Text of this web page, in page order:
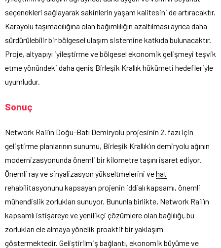
seçenekleri sağlayarak sakinlerin yaşam kalitesini de artıracaktır.
Karayolu taşımacılığına olan bağımlılığın azaltılması ayrıca daha
sürdürülebilir bir bölgesel ulaşım sistemine katkıda bulunacaktır.
Proje, altyapıyı iyileştirme ve bölgesel ekonomik gelişmeyi teşvik
etme yönündeki daha geniş Birleşik Krallık hükümeti hedefleriyle
uyumludur.
Sonuç
Network Rail’ın Doğu-Batı Demiryolu projesinin 2. fazı için
geliştirme planlarının sunumu, Birleşik Krallık’ın demiryolu ağının
modernizasyonunda önemli bir kilometre taşını işaret ediyor.
Önemli ray ve sinyalizasyon yükseltmelerini vehat
rehabilitasyonunu kapsayan projenin iddialı kapsamı, önemli
mühendislik zorlukları sunuyor. Bununla birlikte, Network Rail’ın
kapsamlı istişareye ve yenilikçi çözümlere olan bağlılığı, bu
zorlukları ele almaya yönelik proaktif bir yaklaşım
göstermektedir. Geliştirilmiş bağlantı, ekonomik büyüme ve